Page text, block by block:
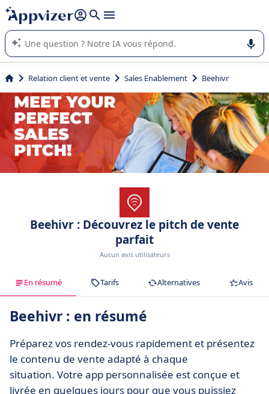
répondre (plusieurs lignes avec
L'IA de Appvizer vous guide dans l'utilisation ou la sélection de
logiciel SaaS en entreprise.
Relation client et vente Sales Enablement Beehivr
Beehivr : Découvrez le pitch de vente
parfait
Aucun avis utilisateurs
En résumé Tarifs Alternatives Avis
Beehivr : en résumé
Préparez vos rendez-vous rapidement et présentez
le contenu de vente adapté à chaque
situation. Votre app personnalisée est conçue et
livrée en quelques jours pour que vous puissiez